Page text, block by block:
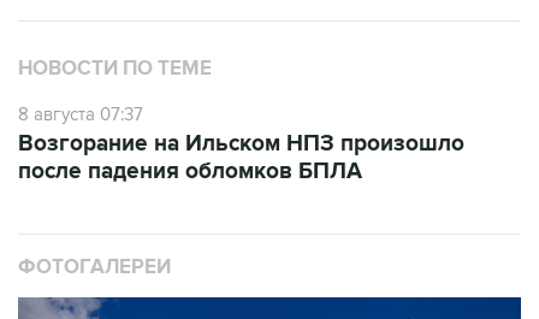
НОВОСТИ ПО ТЕМЕ
8 августа 07:37
Возгорание на Ильском НПЗ произошло
после падения обломков БПЛА
ФОТОГАЛЕРЕИ